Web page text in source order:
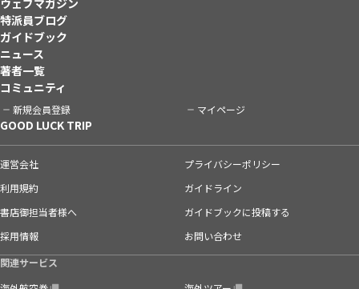
特派員ブログ
ガイドブック
ニュース
著者一覧
コミュニティ
新規会員登録 マイページ
GOOD LUCK TRIP
運営会社
プライバシーポリシー
利用規約
ガイドライン
書店御担当者様へ
ガイドブックに投稿する
採用情報
お問い合わせ
関連サービス